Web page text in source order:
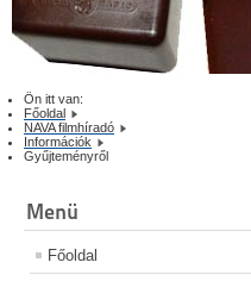
Ön itt van:
Főoldal
NAVA filmhíradó
Információk
Gyűjteményről
Menü
Főoldal